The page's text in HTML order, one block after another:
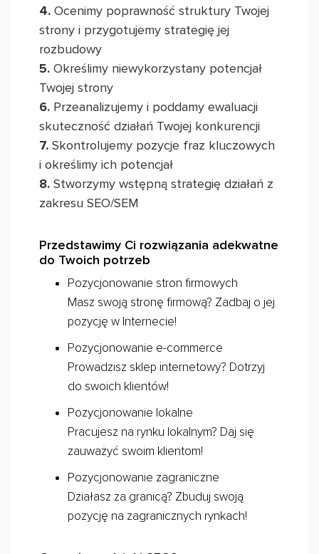
4. Ocenimy poprawność struktury Twojej
strony i przygotujemy strategię jej
rozbudowy
5. Określimy niewykorzystany potencjał
Twojej strony
6. Przeanalizujemy i poddamy ewaluacji
skuteczność działań Twojej konkurencji
7. Skontrolujemy pozycje fraz kluczowych
i określimy ich potencjał
8. Stworzymy wstępną strategię działań z
zakresu SEO/SEM
Przedstawimy Ci rozwiązania adekwatne
do Twoich potrzeb
Pozycjonowanie stron firmowych
Masz swoją stronę firmową? Zadbaj o jej
pozycję w Internecie!
Pozycjonowanie e-commerce
Prowadzisz sklep internetowy? Dotrzyj
do swoich klientów!
Pozycjonowanie lokalne
Pracujesz na rynku lokalnym? Daj się
zauważyć swoim klientom!
Pozycjonowanie zagraniczne
Działasz za granicą? Zbuduj swoją
pozycję na zagranicznych rynkach!